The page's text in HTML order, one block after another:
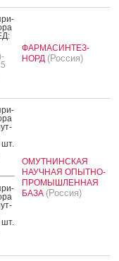
ФАРМАСИНТЕЗ-
НОРД (Россия)
ОМУТНИНСКАЯ
НАУЧНАЯ ОПЫТНО-
ПРОМЫШЛЕННАЯ
БАЗА (Россия)